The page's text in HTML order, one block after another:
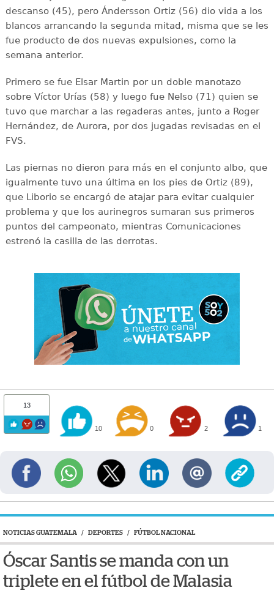
descanso (45), pero Ándersson Ortiz (56) dio vida a los
blancos arrancando la segunda mitad, misma que se les
fue producto de dos nuevas expulsiones, como la
semana anterior.
Primero se fue Elsar Martin por un doble manotazo
sobre Víctor Urías (58) y luego fue Nelso (71) quien se
tuvo que marchar a las regaderas antes, junto a Roger
Hernández, de Aurora, por dos jugadas revisadas en el
FVS.
Las piernas no dieron para más en el conjunto albo, que
igualmente tuvo una última en los pies de Ortiz (89),
que Liborio se encargó de atajar para evitar cualquier
problema y que los aurinegros sumaran sus primeros
puntos del campeonato, mientras Comunicaciones
estrenó la casilla de las derrotas.
13
10 0 2 1
NOTICIAS GUATEMALA / DEPORTES / FÚTBOL NACIONAL
Óscar Santis se manda con un
triplete en el fútbol de Malasia